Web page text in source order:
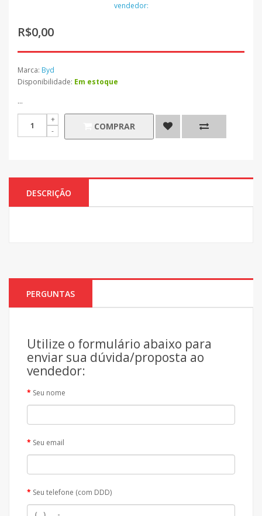
vendedor:
R$0,00
Marca: Byd
Disponibilidade: Em estoque
...
COMPRAR
DESCRIÇÃO
PERGUNTAS
Utilize o formulário abaixo para
enviar sua dúvida/proposta ao
vendedor:
Seu nome
Seu email
Seu telefone (com DDD)